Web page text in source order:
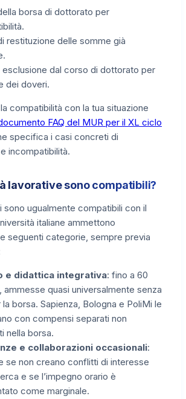
borsa di dottorato per
restituzione delle somme già
esclusione dal corso di dottorato per
dei doveri.
compatibilità con la tua situazione
FAQ del MUR per il XL ciclo
specifica i casi concreti di
incompatibilità.
lavorative sono compatibili?
sono ugualmente compatibili con il
italiane ammettono
seguenti categorie, sempre previa
e didattica integrativa: fino a 60
ammesse quasi universalmente senza
borsa. Sapienza, Bologna e PoliMi le
con compensi separati non
nella borsa.
e collaborazioni occasionali:
se non creano conflitti di interesse
e se l’impegno orario è
come marginale.